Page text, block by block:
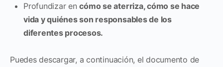
Profundizar encómo se aterriza, cómo se hace
vida y quiénes son responsables de los
diferentes procesos.
Puedes descargar, a continuación, el documento de